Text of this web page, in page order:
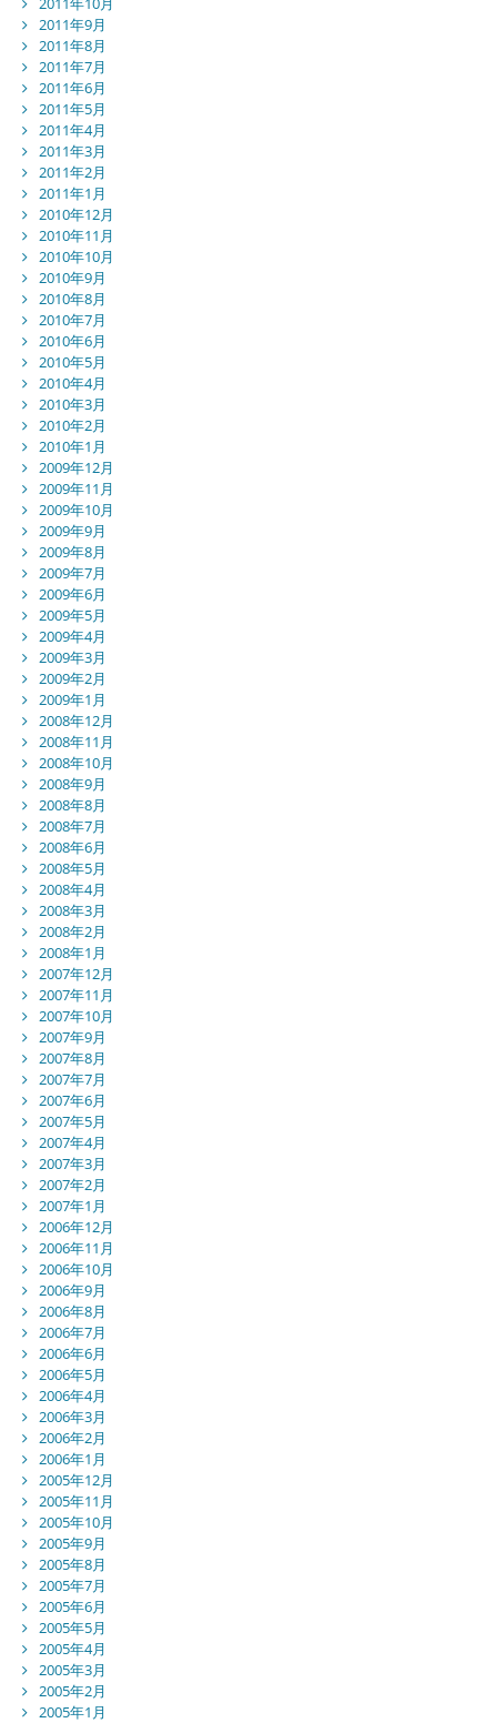
2011年9月
2011年8月
2011年7月
2011年6月
2011年5月
2011年4月
2011年3月
2011年2月
2011年1月
2010年12月
2010年11月
2010年10月
2010年9月
2010年8月
2010年7月
2010年6月
2010年5月
2010年4月
2010年3月
2010年2月
2010年1月
2009年12月
2009年11月
2009年10月
2009年9月
2009年8月
2009年7月
2009年6月
2009年5月
2009年4月
2009年3月
2009年2月
2009年1月
2008年12月
2008年11月
2008年10月
2008年9月
2008年8月
2008年7月
2008年6月
2008年5月
2008年4月
2008年3月
2008年2月
2008年1月
2007年12月
2007年11月
2007年10月
2007年9月
2007年8月
2007年7月
2007年6月
2007年5月
2007年4月
2007年3月
2007年2月
2007年1月
2006年12月
2006年11月
2006年10月
2006年9月
2006年8月
2006年7月
2006年6月
2006年5月
2006年4月
2006年3月
2006年2月
2006年1月
2005年12月
2005年11月
2005年10月
2005年9月
2005年8月
2005年7月
2005年6月
2005年5月
2005年4月
2005年3月
2005年2月
2005年1月